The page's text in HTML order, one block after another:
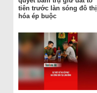
tiên trước làn sóng đô thị
hóa ép buộc